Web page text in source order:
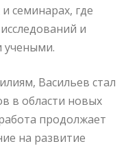
семинарах, где
и
учеными.
Васильев стал
в области новых
продолжает
на развитие